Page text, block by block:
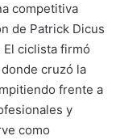
competitiva
de Patrick Dicus
El ciclista firmó
cruzó la
frente a
y
como